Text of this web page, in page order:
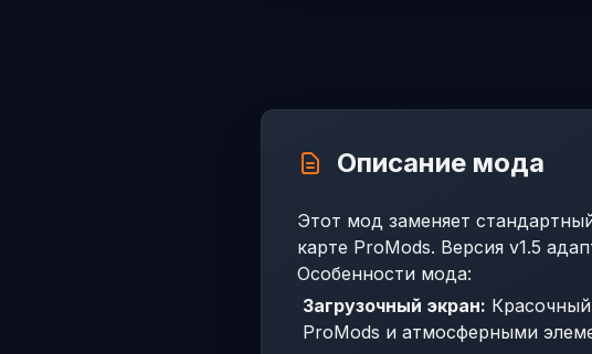
Описание мода
Этот мод заменяет
карте ProMods. Версия v1.5
Особенности мода:
Загрузочный экран:
ProMods и атмосферными